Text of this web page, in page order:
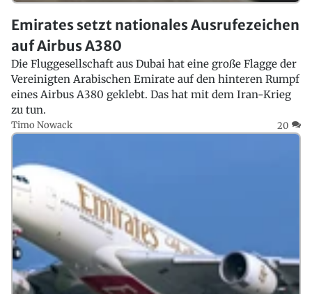
Emirates setzt nationales Ausrufezeichen
auf Airbus A380
Die Fluggesellschaft aus Dubai hat eine große Flagge der
Vereinigten Arabischen Emirate auf den hinteren Rumpf
eines Airbus A380 geklebt. Das hat mit dem Iran-Krieg
zu tun.
Timo Nowack 20